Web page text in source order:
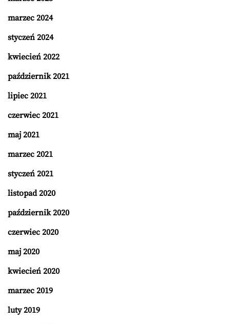
marzec 2024
styczeń 2024
kwiecień 2022
październik 2021
lipiec 2021
czerwiec 2021
maj 2021
marzec 2021
styczeń 2021
listopad 2020
październik 2020
czerwiec 2020
maj 2020
kwiecień 2020
marzec 2019
luty 2019